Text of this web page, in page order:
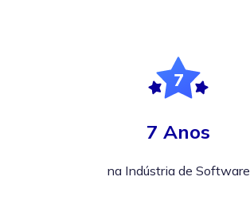
7 Anos
na Indústria de Software